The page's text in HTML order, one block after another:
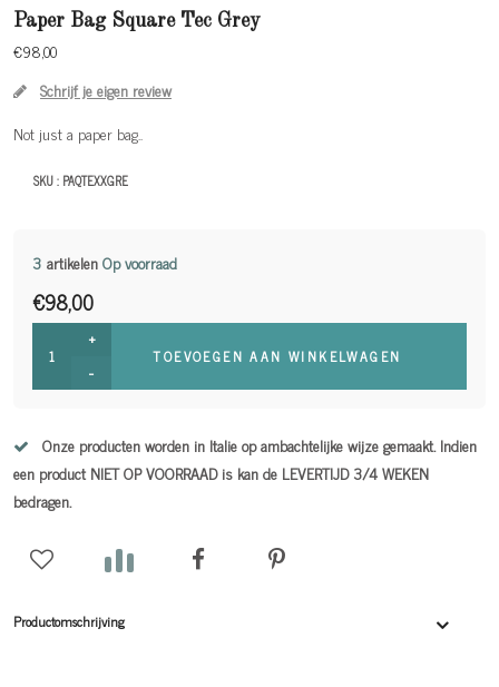
Paper Bag Square Tec Grey
€98,00
Schrijf je eigen review
Not just a paper bag..
SKU : PAQTEXXGRE
3artikelenOp voorraad
€98,00
+
-
TOEVOEGEN AAN WINKELWAGEN
Onze producten worden in Italie op ambachtelijke wijze gemaakt. Indien
een product NIET OP VOORRAAD is kan de LEVERTIJD 3/4 WEKEN
bedragen.
Productomschrijving